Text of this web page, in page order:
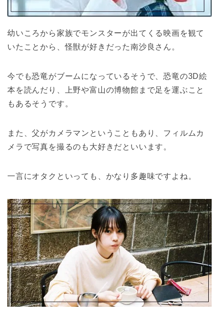
幼いころから家族でモンスターが出てくる映画を観て
いたことから、怪獣が好きだった南沙良さん。
今でも恐竜がブームになっているそうで、恐竜の3D絵
本を読んだり、上野や富山の博物館まで足を運ぶこと
もあるそうです。
また、父がカメラマンということもあり、フィルムカ
メラで写真を撮るのも大好きだといいます。
一言にオタクといっても、かなり多趣味ですよね。